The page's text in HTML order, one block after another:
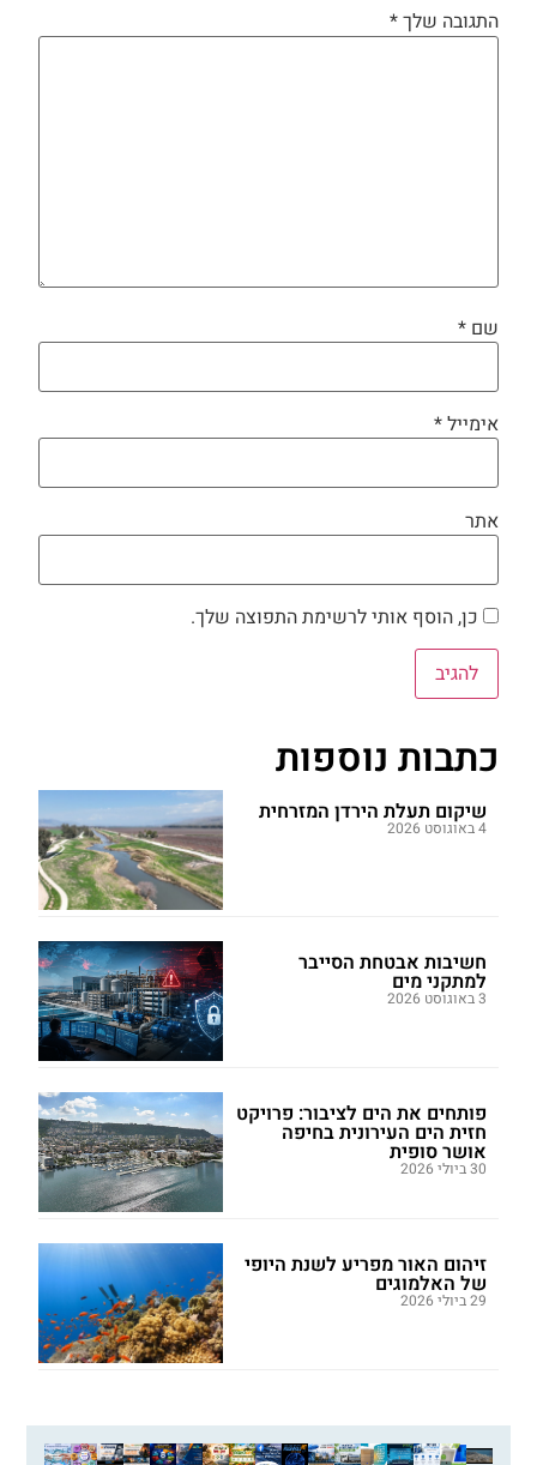
התגובה שלך*
שם *
אימייל*
אתר
כן, הוסף אותי לרשימת התפוצה שלך.
כתבות נוספות
שיקום תעלת הירדן המזרחית
4 באוגוסט 2026
חשיבות אבטחת הסייבר
למתקני מים
3 באוגוסט 2026
פותחים את הים לציבור: פרויקט
חזית הים העירונית בחיפה
אושר סופית
30 ביולי 2026
זיהום האור מפריע לשנת היופי
של האלמוגים
29 ביולי 2026